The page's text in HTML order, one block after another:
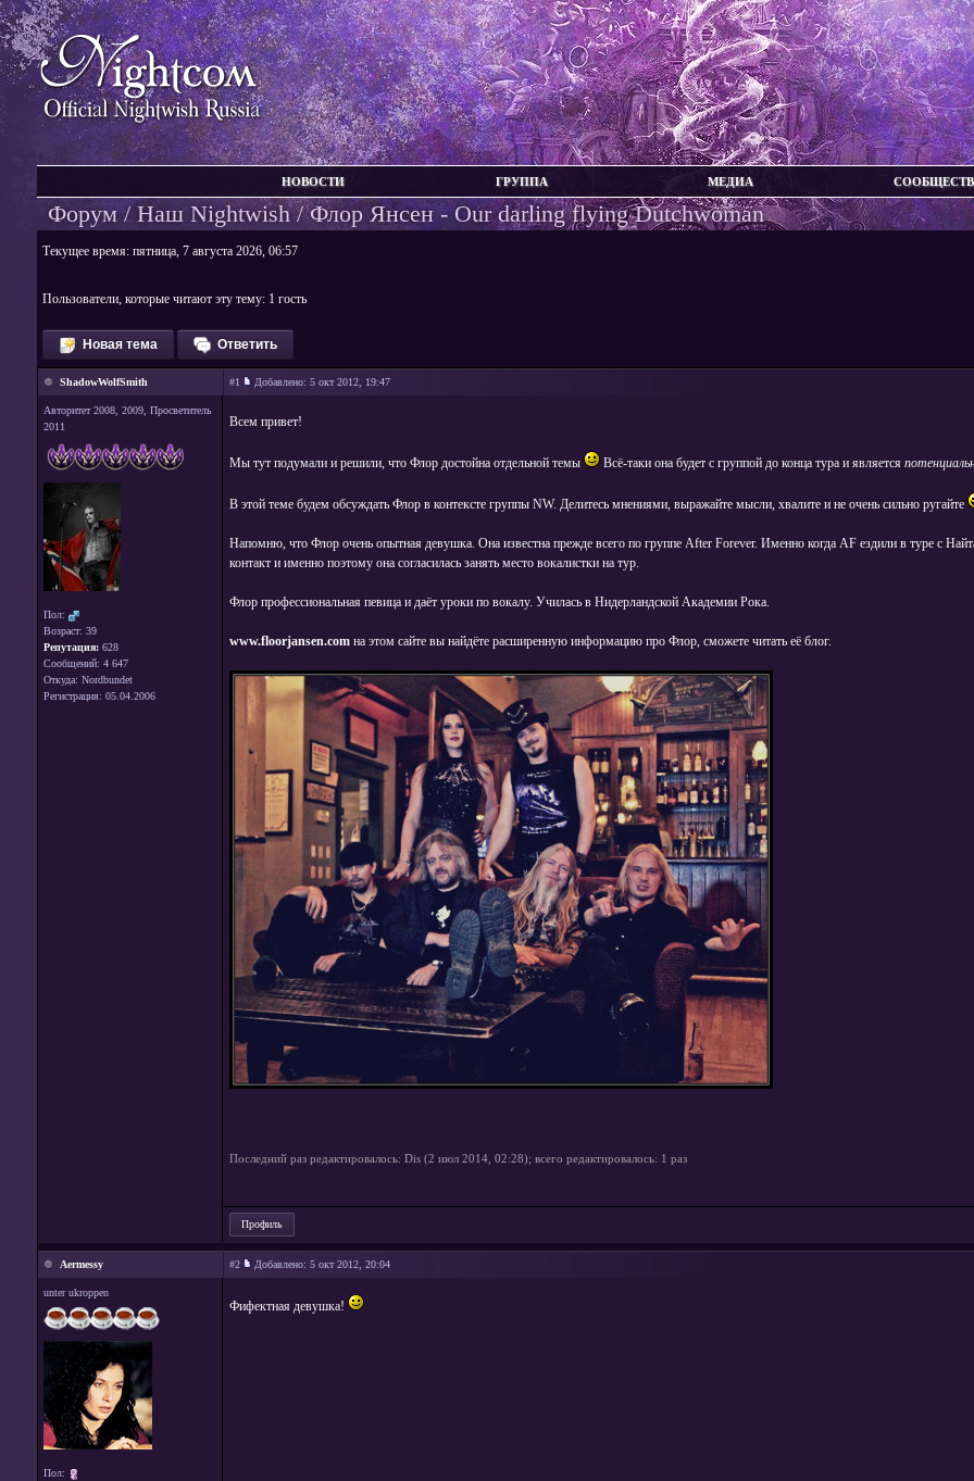
НОВОСТИ ГРУППА МЕДИА
Форум/Наш Nightwish/ Флор Янсен - Our darling flying Dutchwoman
Текущее время: пятница, 7 августа 2026, 06:57
Пользователи, которые читают эту тему: 1 гость
Новая тема Ответить
ShadowWolfSmith
Авторитет 2008, 2009, Просветитель
2011
Пол:
Возраст: 39
Репутация: 628
Сообщений: 4 647
Откуда: Nordbundet
Регистрация: 05.04.2006
#1 Добавлено: 5 окт 2012, 19:47
Всем привет!
Мы тут подумали и решили, что Флор достойна отдельной темы Всё-таки она будет с группой до конца тура и является
В этой теме будем обсуждать Флор в контексте группы NW. Делитесь мнениями, выражайте мысли, хвалите и не очень сильно ругайте
Напомню, что Флор очень опытная девушка. Она известна прежде всего по группе After Forever. Именно когда AF ездили в туре с
контакт и именно поэтому она согласилась занять место вокалистки на тур.
Флор профессиональная певица и даёт уроки по вокалу. Училась в Нидерландской Академии Рока.
www.floorjansen.comна этом сайте вы найдёте расширенную информацию про Флор, сможете читать её блог.
Последний раз редактировалось: Dis (2 июл 2014, 02:28); всего редактировалось: 1 раз
Профиль
Aermessy
unter ukroppen
Пол:
#2 Добавлено: 5 окт 2012, 20:04
Фифектная девушка!